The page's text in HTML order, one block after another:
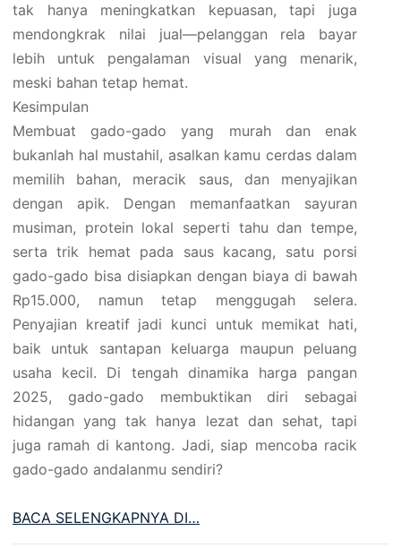
tak hanya meningkatkan kepuasan, tapi juga
mendongkrak nilai jual—pelanggan rela bayar
lebih untuk pengalaman visual yang menarik,
meski bahan tetap hemat.
Kesimpulan
Membuat gado-gado yang murah dan enak
bukanlah hal mustahil, asalkan kamu cerdas dalam
memilih bahan, meracik saus, dan menyajikan
dengan apik. Dengan memanfaatkan sayuran
musiman, protein lokal seperti tahu dan tempe,
serta trik hemat pada saus kacang, satu porsi
gado-gado bisa disiapkan dengan biaya di bawah
Rp15.000, namun tetap menggugah selera.
Penyajian kreatif jadi kunci untuk memikat hati,
baik untuk santapan keluarga maupun peluang
usaha kecil. Di tengah dinamika harga pangan
2025, gado-gado membuktikan diri sebagai
hidangan yang tak hanya lezat dan sehat, tapi
juga ramah di kantong. Jadi, siap mencoba racik
gado-gado andalanmu sendiri?
BACA SELENGKAPNYA DI…